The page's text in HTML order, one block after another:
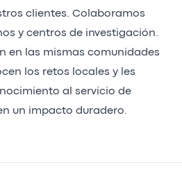
clientes. Colaboramos
y centros de investigación.
en las mismas comunidades
los retos locales y les
al servicio de
un impacto duradero.